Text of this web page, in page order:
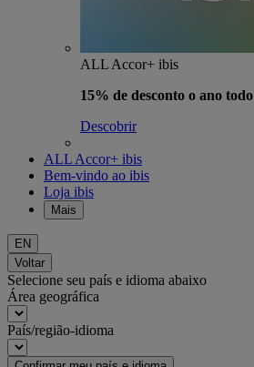
ALL Accor+ ibis
15% de desconto o ano todo
Descobrir
ALL Accor+ ibis
Bem-vindo ao ibis
Loja ibis
Mais
EN
Voltar
Selecione seu país e idioma abaixo
Área geográfica
País/região-idioma